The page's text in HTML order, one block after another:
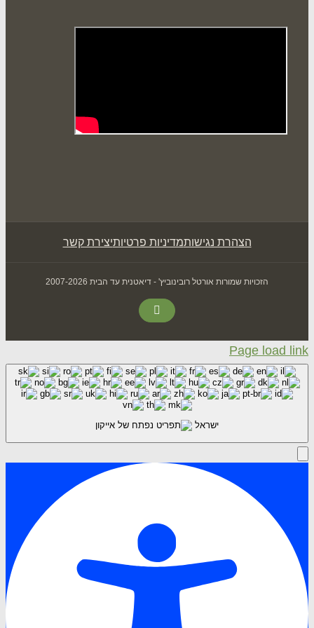
הצהרת נגישותמדיניות פרטיות יצירת קשר
הזכויות שמורות אורטל רובינוביץ' - דיאטנית עד הבית 2007-2026
Facebook
Page